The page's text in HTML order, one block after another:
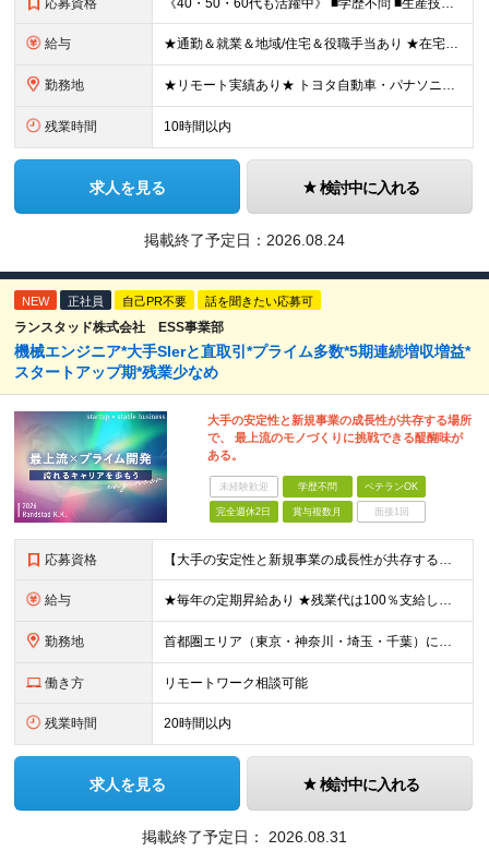
応募資格 《40・50・60代も活躍中》 ■学歴不問 ■生産技術・生産管理・品質保証・評価・設計いずれかの実務経験をお持ちの方 ▽こんな方にオススメです！▽ 「経験を活かして幅広いプロジェクトに携わりたい」
給与 ★通勤＆就業＆地域/住宅＆役職手当あり ★在宅勤務実績あり ★残業代は全額支給 ★選べる給与制度あり！ ■東京・神奈川・千葉・埼玉勤務の場合 月給24.5万円～55万円＋諸手当 （残業代は全額支給）
勤務地 ★リモート実績あり★ トヨタ自動車・パナソニック・東芝など大手メーカーでのポストも多数！ 全国の取引先での就業となります（沖縄を除く） 『地元で働きたい』という希望に、業界トップクラス約7,00
残業時間 10時間以内
求人を見る 検討中に入れる
掲載終了予定日： 2026.08.24
NEW 正社員 自己PR不要 話を聞きたい応募可
ランスタッド株式会社 ESS事業部
機械エンジニア*大手SIerと直取引*プライム多数*5期連続増収増益*
スタートアップ期*残業少なめ
大手の安定性と新規事業の成長性が共存する場所
で、 最上流のモノづくりに挑戦できる醍醐味が
ある。
未経験歓迎 学歴不問 ベテランOK
完全週休2日 賞与複数月 面接1回
応募資格 【大手の安定性と新規事業の成長性が共存する場所で活躍しませんか？】 ●機械の設計、評価、開発いずれかの経験をお持ちの方(年数不問) ★「今より上流の仕事にチャレンジしたい」という方も、 「管理＜モノづ
給与 ★毎年の定期昇給あり ★残業代は100％支給します 月給30万円～73万円＋賞与年2回 ┗年収例：400万円～1000万円 ※経験・能力を考慮し規定により決定します ※試用期間6ヶ月あり（期間中の
勤務地 首都圏エリア（東京・神奈川・埼玉・千葉）にて勤務いただきます。 【東京本社】 東京都千代田区紀尾井町4-1 ニューオータニガーデンコート21F ※(変更の範囲)上記を除く当社関連勤務地
働き方 リモートワーク相談可能
残業時間 20時間以内
求人を見る 検討中に入れる
掲載終了予定日： 2026.08.31